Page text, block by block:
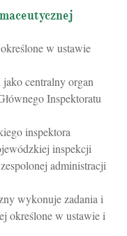
w ustawie
jako centralny organ
Inspektoratu
inspektora
inspekcji
administracji
wykonuje zadania i
określone w ustawie i